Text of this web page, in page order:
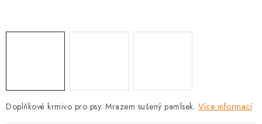
Výměna, vrácení a reklamace
Obchodní podmínky
FAQ
Doplňkové krmivo pro psy. Mrazem sušený pamlsek. Více informací